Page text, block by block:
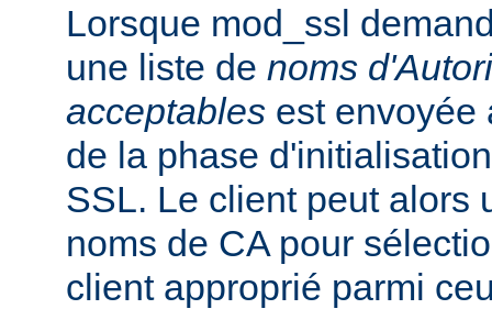
Lorsque mod_ssl
une liste de noms
acceptables est envoyée
de la phase
SSL. Le client peut alors
noms de CA pour
client approprié parmi